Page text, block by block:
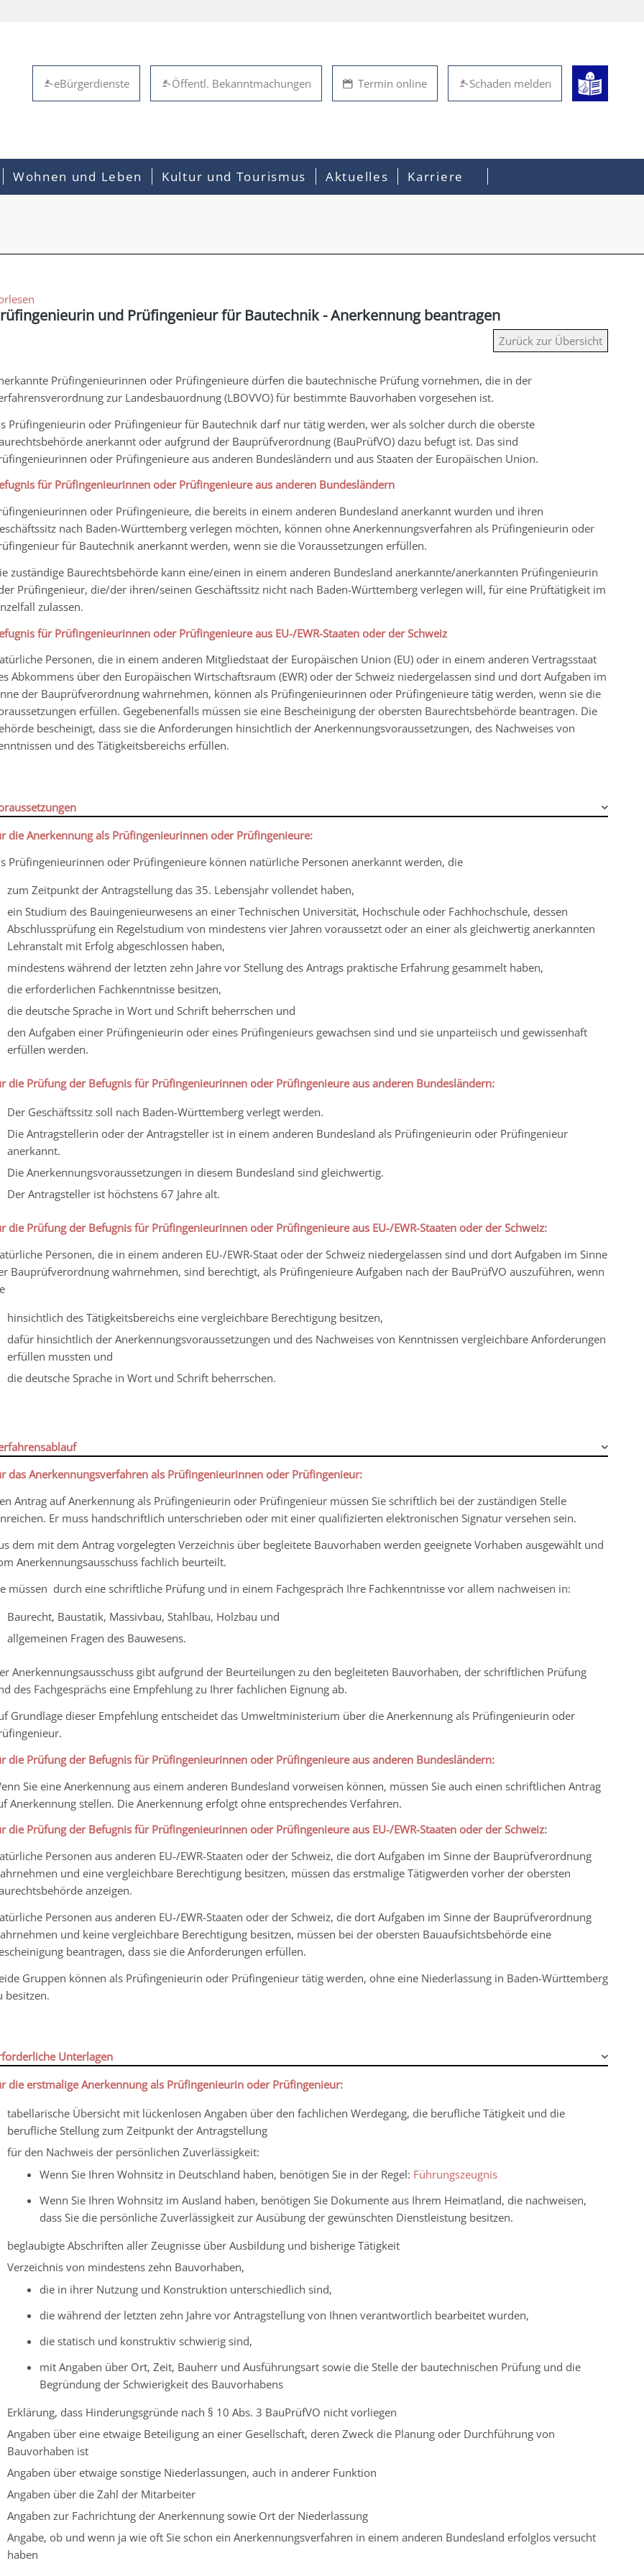
Schaden melden
Termin online
Öffentl. Bekanntmachungen
eBürgerdienste
Wohnen und Leben Kultur und Tourismus Aktuelles Karriere
und Prüfingenieur für Bautechnik - Anerkennung beantragen
Zurück zur Übersicht
Prüfingenieurinnen oder Prüfingenieure dürfen die bautechnische Prüfung vornehmen, die in der
zur Landesbauordnung (LBOVVO) für bestimmte Bauvorhaben vorgesehen ist.
Prüfingenieurin oder Prüfingenieur für Bautechnik darf nur tätig werden, wer als solcher durch die oberste
anerkannt oder aufgrund der Bauprüfverordnung (BauPrüfVO) dazu befugt ist. Das sind
oder Prüfingenieure aus anderen Bundesländern und aus Staaten der Europäischen Union.
für Prüfingenieurinnen oder Prüfingenieure aus anderen Bundesländern
oder Prüfingenieure, die bereits in einem anderen Bundesland anerkannt wurden und ihren
nach Baden-Württemberg verlegen möchten, können ohne Anerkennungsverfahren als Prüfingenieurin oder
für Bautechnik anerkannt werden, wenn sie die Voraussetzungen erfüllen.
zuständige Baurechtsbehörde kann eine/einen in einem anderen Bundesland anerkannte/anerkannten Prüfingenieurin
Prüfingenieur, die/der ihren/seinen Geschäftssitz nicht nach Baden-Württemberg verlegen will, für eine Prüftätigkeit im
zulassen.
für Prüfingenieurinnen oder Prüfingenieure aus EU-/EWR-Staaten oder der Schweiz
Personen, die in einem anderen Mitgliedstaat der Europäischen Union (EU) oder in einem anderen Vertragsstaat
Abkommens über den Europäischen Wirtschaftsraum (EWR) oder der Schweiz niedergelassen sind und dort Aufgaben im
der Bauprüfverordnung wahrnehmen, können als Prüfingenieurinnen oder Prüfingenieure tätig werden, wenn sie die
erfüllen. Gegebenenfalls müssen sie eine Bescheinigung der obersten Baurechtsbehörde beantragen. Die
bescheinigt, dass sie die Anforderungen hinsichtlich der Anerkennungsvoraussetzungen, des Nachweises von
und des Tätigkeitsbereichs erfüllen.
die Anerkennung als Prüfingenieurinnen oder Prüfingenieure:
Prüfingenieurinnen oder Prüfingenieure können natürliche Personen anerkannt werden, die
zum Zeitpunkt der Antragstellung das 35. Lebensjahr vollendet haben,
ein Studium des Bauingenieurwesens an einer Technischen Universität, Hochschule oder Fachhochschule, dessen
Abschlussprüfung ein Regelstudium von mindestens vier Jahren voraussetzt oder an einer als gleichwertig anerkannten
Lehranstalt mit Erfolg abgeschlossen haben,
mindestens während der letzten zehn Jahre vor Stellung des Antrags praktische Erfahrung gesammelt haben,
die erforderlichen Fachkenntnisse besitzen,
die deutsche Sprache in Wort und Schrift beherrschen und
den Aufgaben einer Prüfingenieurin oder eines Prüfingenieurs gewachsen sind und sie unparteiisch und gewissenhaft
erfüllen werden.
die Prüfung der Befugnis für Prüfingenieurinnen oder Prüfingenieure aus anderen Bundesländern:
Der Geschäftssitz soll nach Baden-Württemberg verlegt werden.
Die Antragstellerin oder der Antragsteller ist in einem anderen Bundesland als Prüfingenieurin oder Prüfingenieur
anerkannt.
Die Anerkennungsvoraussetzungen in diesem Bundesland sind gleichwertig.
Der Antragsteller ist höchstens 67 Jahre alt.
die Prüfung der Befugnis für Prüfingenieurinnen oder Prüfingenieure aus EU-/EWR-Staaten oder der Schweiz:
Personen, die in einem anderen EU-/EWR-Staat oder der Schweiz niedergelassen sind und dort Aufgaben im Sinne
Bauprüfverordnung wahrnehmen, sind berechtigt, als Prüfingenieure Aufgaben nach der BauPrüfVO auszuführen, wenn
hinsichtlich des Tätigkeitsbereichs eine vergleichbare Berechtigung besitzen,
dafür hinsichtlich der Anerkennungsvoraussetzungen und des Nachweises von Kenntnissen vergleichbare Anforderungen
erfüllen mussten und
die deutsche Sprache in Wort und Schrift beherrschen.
das Anerkennungsverfahren als Prüfingenieurinnen oder Prüfingenieur:
Antrag auf Anerkennung als Prüfingenieurin oder Prüfingenieur müssen Sie schriftlich bei der zuständigen Stelle
Er muss handschriftlich unterschrieben oder mit einer qualifizierten elektronischen Signatur versehen sein.
dem mit dem Antrag vorgelegten Verzeichnis über begleitete Bauvorhaben werden geeignete Vorhaben ausgewählt und
Anerkennungsausschuss fachlich beurteilt.
müssen durch eine schriftliche Prüfung und in einem Fachgespräch Ihre Fachkenntnisse vor allem nachweisen in:
Baurecht, Baustatik, Massivbau, Stahlbau, Holzbau und
allgemeinen Fragen des Bauwesens.
Anerkennungsausschuss gibt aufgrund der Beurteilungen zu den begleiteten Bauvorhaben, der schriftlichen Prüfung
des Fachgesprächs eine Empfehlung zu Ihrer fachlichen Eignung ab.
Grundlage dieser Empfehlung entscheidet das Umweltministerium über die Anerkennung als Prüfingenieurin oder
die Prüfung der Befugnis für Prüfingenieurinnen oder Prüfingenieure aus anderen Bundesländern:
Sie eine Anerkennung aus einem anderen Bundesland vorweisen können, müssen Sie auch einen schriftlichen Antrag
Anerkennung stellen. Die Anerkennung erfolgt ohne entsprechendes Verfahren.
die Prüfung der Befugnis für Prüfingenieurinnen oder Prüfingenieure aus EU-/EWR-Staaten oder der Schweiz:
Personen aus anderen EU-/EWR-Staaten oder der Schweiz, die dort Aufgaben im Sinne der Bauprüfverordnung
und eine vergleichbare Berechtigung besitzen, müssen das erstmalige Tätigwerden vorher der obersten
anzeigen.
Personen aus anderen EU-/EWR-Staaten oder der Schweiz, die dort Aufgaben im Sinne der Bauprüfverordnung
und keine vergleichbare Berechtigung besitzen, müssen bei der obersten Bauaufsichtsbehörde eine
beantragen, dass sie die Anforderungen erfüllen.
Gruppen können als Prüfingenieurin oder Prüfingenieur tätig werden, ohne eine Niederlassung in Baden-Württemberg
besitzen.
Unterlagen
die erstmalige Anerkennung als Prüfingenieurin oder Prüfingenieur:
tabellarische Übersicht mit lückenlosen Angaben über den fachlichen Werdegang, die berufliche Tätigkeit und die
berufliche Stellung zum Zeitpunkt der Antragstellung
für den Nachweis der persönlichen Zuverlässigkeit:
Wenn Sie Ihren Wohnsitz in Deutschland haben, benötigen Sie in der Regel: Führungszeugnis
Wenn Sie Ihren Wohnsitz im Ausland haben, benötigen Sie Dokumente aus Ihrem Heimatland, die nachweisen,
dass Sie die persönliche Zuverlässigkeit zur Ausübung der gewünschten Dienstleistung besitzen.
beglaubigte Abschriften aller Zeugnisse über Ausbildung und bisherige Tätigkeit
Verzeichnis von mindestens zehn Bauvorhaben,
die in ihrer Nutzung und Konstruktion unterschiedlich sind,
die während der letzten zehn Jahre vor Antragstellung von Ihnen verantwortlich bearbeitet wurden,
die statisch und konstruktiv schwierig sind,
mit Angaben über Ort, Zeit, Bauherr und Ausführungsart sowie die Stelle der bautechnischen Prüfung und die
Begründung der Schwierigkeit des Bauvorhabens
Erklärung, dass Hinderungsgründe nach § 10 Abs. 3 BauPrüfVO nicht vorliegen
Angaben über eine etwaige Beteiligung an einer Gesellschaft, deren Zweck die Planung oder Durchführung von
Bauvorhaben ist
Angaben über etwaige sonstige Niederlassungen, auch in anderer Funktion
Angaben über die Zahl der Mitarbeiter
Angaben zur Fachrichtung der Anerkennung sowie Ort der Niederlassung
Angabe, ob und wenn ja wie oft Sie schon ein Anerkennungsverfahren in einem anderen Bundesland erfolglos versucht
haben